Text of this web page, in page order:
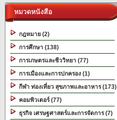
หมวดหนังสือ
กฎหมาย (2)
การศึกษา (138)
การเกษตรและชีววิทยา (77)
การเมืองและการปกครอง (1)
กีฬา ท่องเที่ยว สุขภาพและอาหาร (173)
คอมพิวเตอร์ (77)
ธุรกิจ เศรษฐศาสตร์และการจัดการ (7)